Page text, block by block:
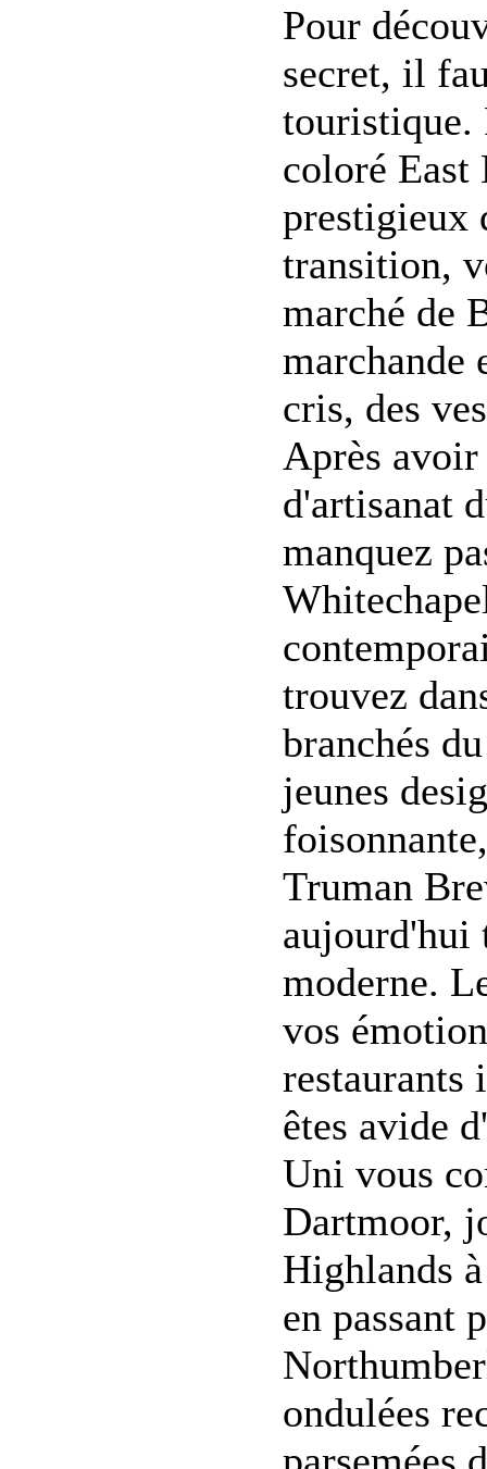
Pour
secret, il
touristique.
coloré East
prestigieux
transition,
marché de
marchande
cris, des
Après
d'artisanat
manquez
trouvez
branchés
jeunes
Truman
aujourd'hui
moderne.
vos
restaurants
êtes avide
Uni vous
Dartmoor,
Highlands
en passant
ondulées